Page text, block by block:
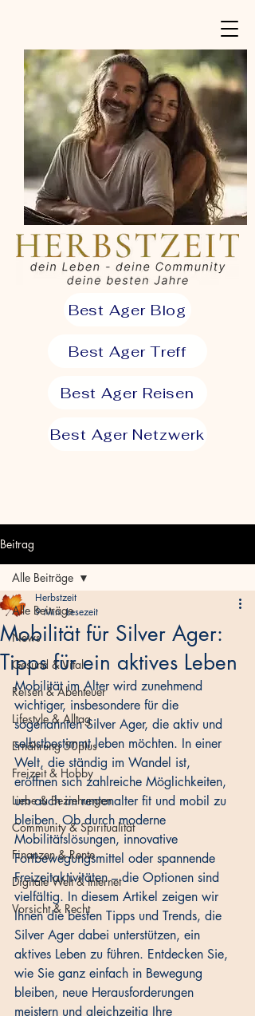
Best Ager Blog
Best Ager Treff
Best Ager Reisen
Best Ager Netzwerk
Beitrag
Alle Beiträge
News
Gesund & Vital
Reisen & Abenteuer
Lifestyle & Alltag
Ernährung 50plus
Freizeit & Hobby
Liebe & Beziehungen
Community & Spiritualität
Finanzen & Rente
Digitale Welt & Internet
Vorsicht & Recht
Alle Beiträge
Mobilität für Silver Ager:
Tipps für ein aktives Leben
Herbstzeit
9 Min. Lesezeit
Mobilität im Alter wird zunehmend
wichtiger, insbesondere für die
sogenannten Silver Ager, die aktiv und
selbstbestimmt leben möchten. In einer
Welt, die ständig im Wandel ist,
eröffnen sich zahlreiche Möglichkeiten,
um auch im rentenalter fit und mobil zu
bleiben. Ob durch moderne
Mobilitätslösungen, innovative
Fortbewegungsmittel oder spannende
Freizeitaktivitäten – die Optionen sind
vielfältig. In diesem Artikel zeigen wir
Ihnen die besten Tipps und Trends, die
Silver Ager dabei unterstützen, ein
aktives Leben zu führen. Entdecken Sie,
wie Sie ganz einfach in Bewegung
bleiben, neue Herausforderungen
meistern und gleichzeitig Ihre